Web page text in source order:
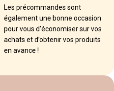
Les précommandes sont
également une bonne occasion
pour vous d’économiser sur vos
achats et d’obtenir vos produits
en avance !